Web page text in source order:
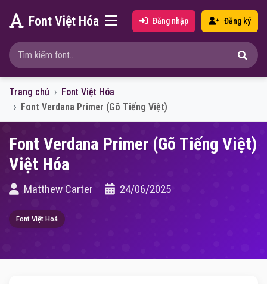
Font Việt Hóa Đăng nhập Đăng ký
Trang chủ
Font Việt Hóa
Font Verdana Primer (Gõ Tiếng Việt)
Font Verdana Primer (Gõ Tiếng Việt)
Việt Hóa
Matthew Carter 24/06/2025
Font Việt Hoá